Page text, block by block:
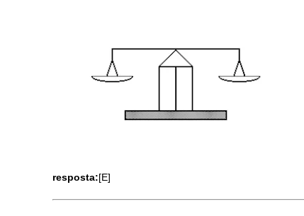
resposta:[E]